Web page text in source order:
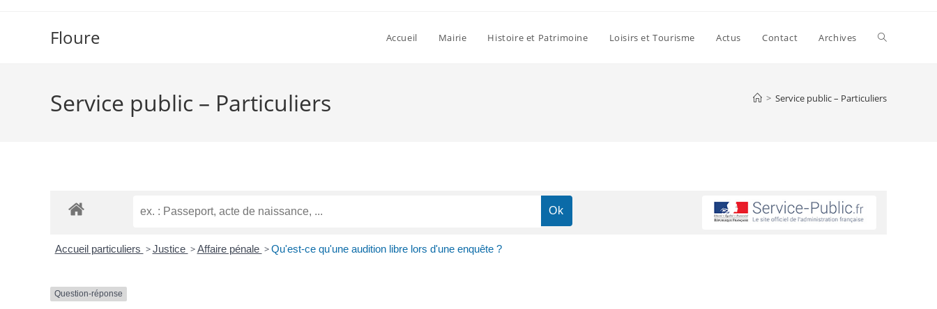
Floure Accueil Mairie Histoire et Patrimoine Loisirs et Tourisme Actus Contact Archives
Service public – Particuliers > Service public – Particuliers
Accueil particuliers > Justice > Affaire pénale > Qu'est-ce qu'une audition libre lors d'une enquête ?
Question-réponse